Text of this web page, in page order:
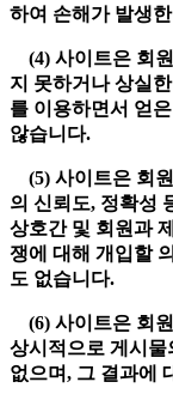
하여 손해가 발생
(4) 사이트은 회
지 못하거나 상실
를 이용하면서 얻
않습니다.
(5) 사이트은 회
의 신뢰도, 정확성
상호간 및 회원과
쟁에 대해 개입할
도 없습니다.
(6) 사이트은 회
상시적으로 게시
없으며, 그 결과에